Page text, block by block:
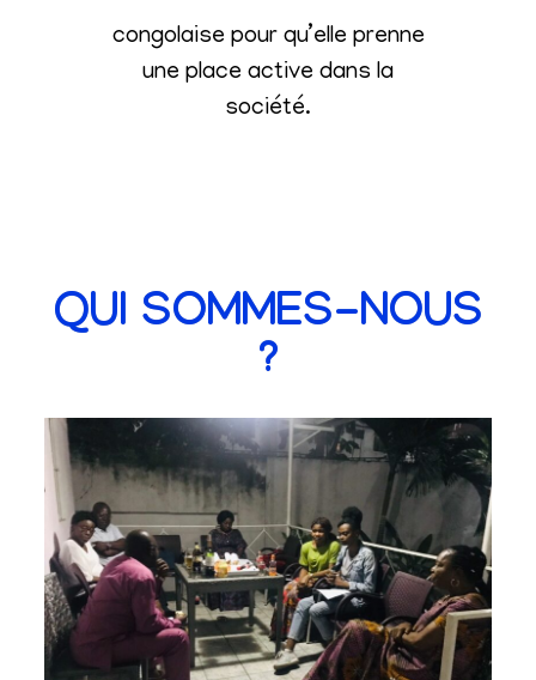
congolaise pour qu’elle prenne
une place active dans la
société.
QUI SOMMES-NOUS
?